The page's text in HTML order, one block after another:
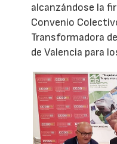
alcanzándose la
Convenio
Transformadora
de Valencia para